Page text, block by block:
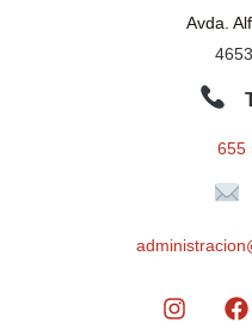
Avda.
655